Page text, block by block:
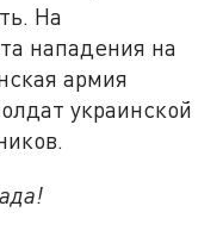
На
нападения на
армия
украинской